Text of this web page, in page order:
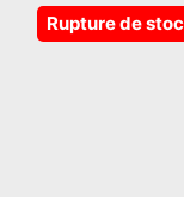
Rupture de